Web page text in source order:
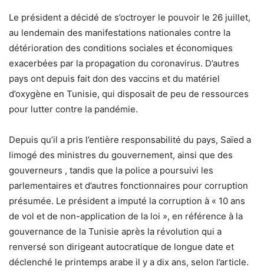
Le président a décidé de s’octroyer le pouvoir le 26 juillet,
au lendemain des manifestations nationales contre la
détérioration des conditions sociales et économiques
exacerbées par la propagation du coronavirus. D’autres
pays ont depuis fait don des vaccins et du matériel
d’oxygène en Tunisie, qui disposait de peu de ressources
pour lutter contre la pandémie.
Depuis qu’il a pris l’entière responsabilité du pays, Saïed a
limogé des ministres du gouvernement, ainsi que des
gouverneurs , tandis que la police a poursuivi les
parlementaires et d’autres fonctionnaires pour corruption
présumée. Le président a imputé la corruption à « 10 ans
de vol et de non-application de la loi », en référence à la
gouvernance de la Tunisie après la révolution qui a
renversé son dirigeant autocratique de longue date et
déclenché le printemps arabe il y a dix ans, selon l’article.